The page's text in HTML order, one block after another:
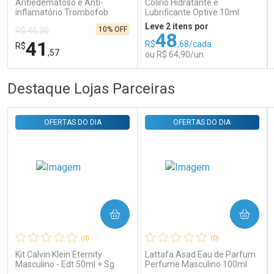
Antiedematoso e Anti-
inflamatório Trombofob
R$ 46,30
R$41 ,57
10% OFF
FECHAR
Laboratório
Comprar sem Desconto
Por R$ 41,57/cada
FECHAR
Por Menos
Comprar sem Desconto
Por R$ 41,57/cada
Colírio Hidratante e
Lubrificante Optive 10ml
Leve 2 itens por
R$48,68/cada
ou R$ 64,90/un
Comprar sem Desconto
Por R$ 64,90/cada
Por Menos
Comprar sem Desconto
Por R$ 64,90/cada
Destaque Lojas Parceiras
(0)
Kit Calvin Klein Eternity
Masculino - Edt 50ml + Sg
OFERTAS DO DIA
COMPRAR
(0)
Lattafa Asad Eau de Parfum
Perfume Masculino 100ml
OFERTAS DO DIA
COMPRAR